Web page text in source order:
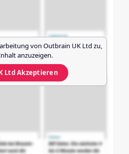
von Outbrain UK Ltd zu,
anzuzeigen.
LtdAkzeptieren